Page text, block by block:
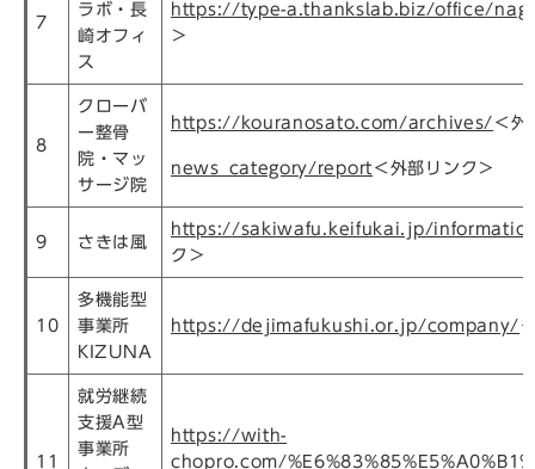
7
ラボ・長
崎オフィ
ス
https://type-a.thankslab.biz/office/
＞
8
クローバ
ー整骨
院・マッ
サージ院
https://kouranosato.com/archives/ ＜外
news_category/report ＜外部リンク＞
9 さきは風
https://sakiwafu.keifukai.jp/
ク＞
10
多機能型
事業所
KIZUNA
https://dejimafukushi.or.jp/company/
11
就労継続
支援A型
事業所
https://with-
chopro.com/